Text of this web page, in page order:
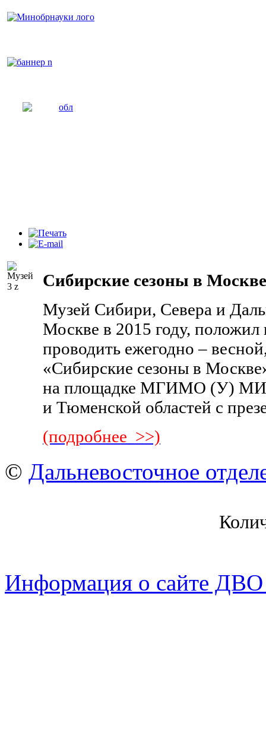
Сибирские сезоны в
Музей Сибири, Севера и
Москве в 2015 году,
проводить ежегодно –
«Сибирские сезоны в
на площадке МГИМО (У)
и Тюменской областей с
(подробнее >>)
© Дальневосточное
Информация о сайте